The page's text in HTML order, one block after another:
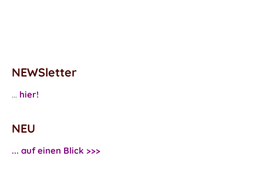
NEWSletter
... hier!
NEU
... auf einen Blick >>>